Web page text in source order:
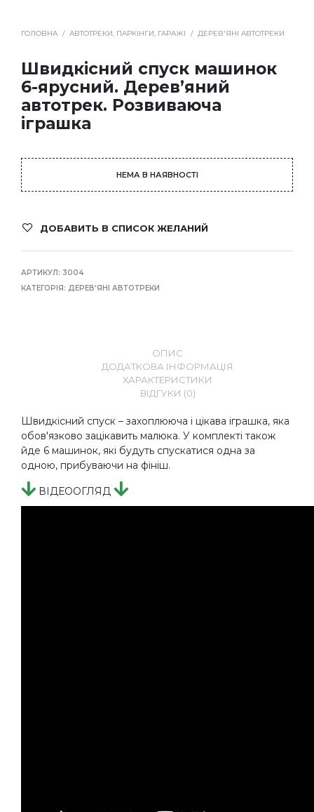
ГОЛОВНА / АВТОТРЕКИ, ПАРКІНГИ, ГАРАЖІ / ДЕРЕВ'ЯНІ АВТОТРЕКИ
Швидкісний спуск машинок
6-ярусний. Дерев’яний
автотрек. Розвиваюча
іграшка
НЕМА В НАЯВНОСТІ
ДОБАВИТЬ В СПИСОК ЖЕЛАНИЙ
АРТИКУЛ: 3004
КАТЕГОРІЯ: ДЕРЕВ'ЯНІ АВТОТРЕКИ
ОПИС
ДОДАТКОВА ІНФОРМАЦІЯ
ХАРАКТЕРИСТИКИ
ВІДГУКИ (0)
Швидкісний спуск – захоплююча і цікава іграшка, яка
обов'язково зацікавить малюка. У комплекті також
йде 6 машинок, які будуть спускатися одна за
одною, прибуваючи на фініш.
ВІДЕООГЛЯД